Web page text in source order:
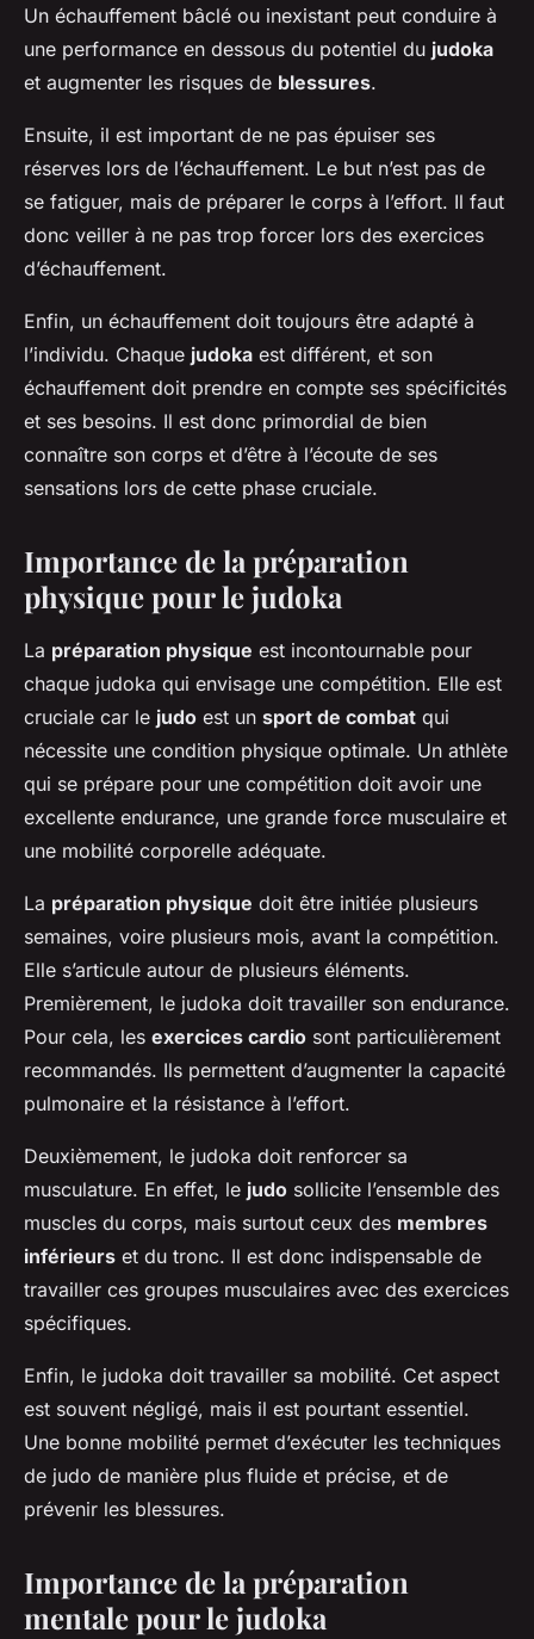
Un échauffement bâclé ou inexistant peut conduire à
une performance en dessous du potentiel du judoka
et augmenter les risques de blessures.
Ensuite, il est important de ne pas épuiser ses
réserves lors de l’échauffement. Le but n’est pas de
se fatiguer, mais de préparer le corps à l’effort. Il faut
donc veiller à ne pas trop forcer lors des exercices
d’échauffement.
Enfin, un échauffement doit toujours être adapté à
l’individu. Chaque judoka est différent, et son
échauffement doit prendre en compte ses spécificités
et ses besoins. Il est donc primordial de bien
connaître son corps et d’être à l’écoute de ses
sensations lors de cette phase cruciale.
Importance de la préparation
physique pour le judoka
La préparation physique est incontournable pour
chaque judoka qui envisage une compétition. Elle est
cruciale car le judo est un sport de combat qui
nécessite une condition physique optimale. Un athlète
qui se prépare pour une compétition doit avoir une
excellente endurance, une grande force musculaire et
une mobilité corporelle adéquate.
La préparation physique doit être initiée plusieurs
semaines, voire plusieurs mois, avant la compétition.
Elle s’articule autour de plusieurs éléments.
Premièrement, le judoka doit travailler son endurance.
Pour cela, les exercices cardio sont particulièrement
recommandés. Ils permettent d’augmenter la capacité
pulmonaire et la résistance à l’effort.
Deuxièmement, le judoka doit renforcer sa
musculature. En effet, le judo sollicite l’ensemble des
muscles du corps, mais surtout ceux des membres
inférieurs et du tronc. Il est donc indispensable de
travailler ces groupes musculaires avec des exercices
spécifiques.
Enfin, le judoka doit travailler sa mobilité. Cet aspect
est souvent négligé, mais il est pourtant essentiel.
Une bonne mobilité permet d’exécuter les techniques
de judo de manière plus fluide et précise, et de
prévenir les blessures.
Importance de la préparation
mentale pour le judoka